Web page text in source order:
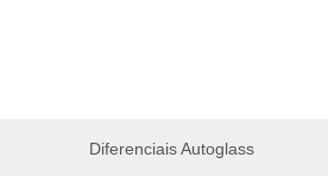
Diferenciais Autoglass